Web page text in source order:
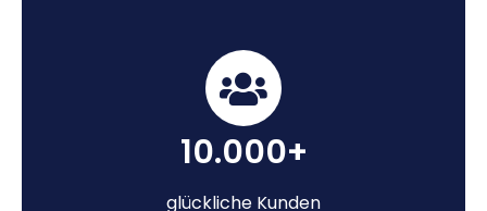
10.000+
glückliche Kunden